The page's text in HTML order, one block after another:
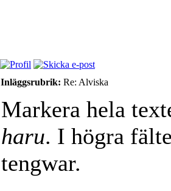
Inläggsrubrik: Re: Alviska
Markera hela
haru. I högra
tengwar.